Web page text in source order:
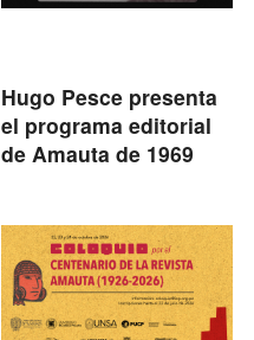
Hugo Pesce presenta
el programa editorial
de Amauta de 1969